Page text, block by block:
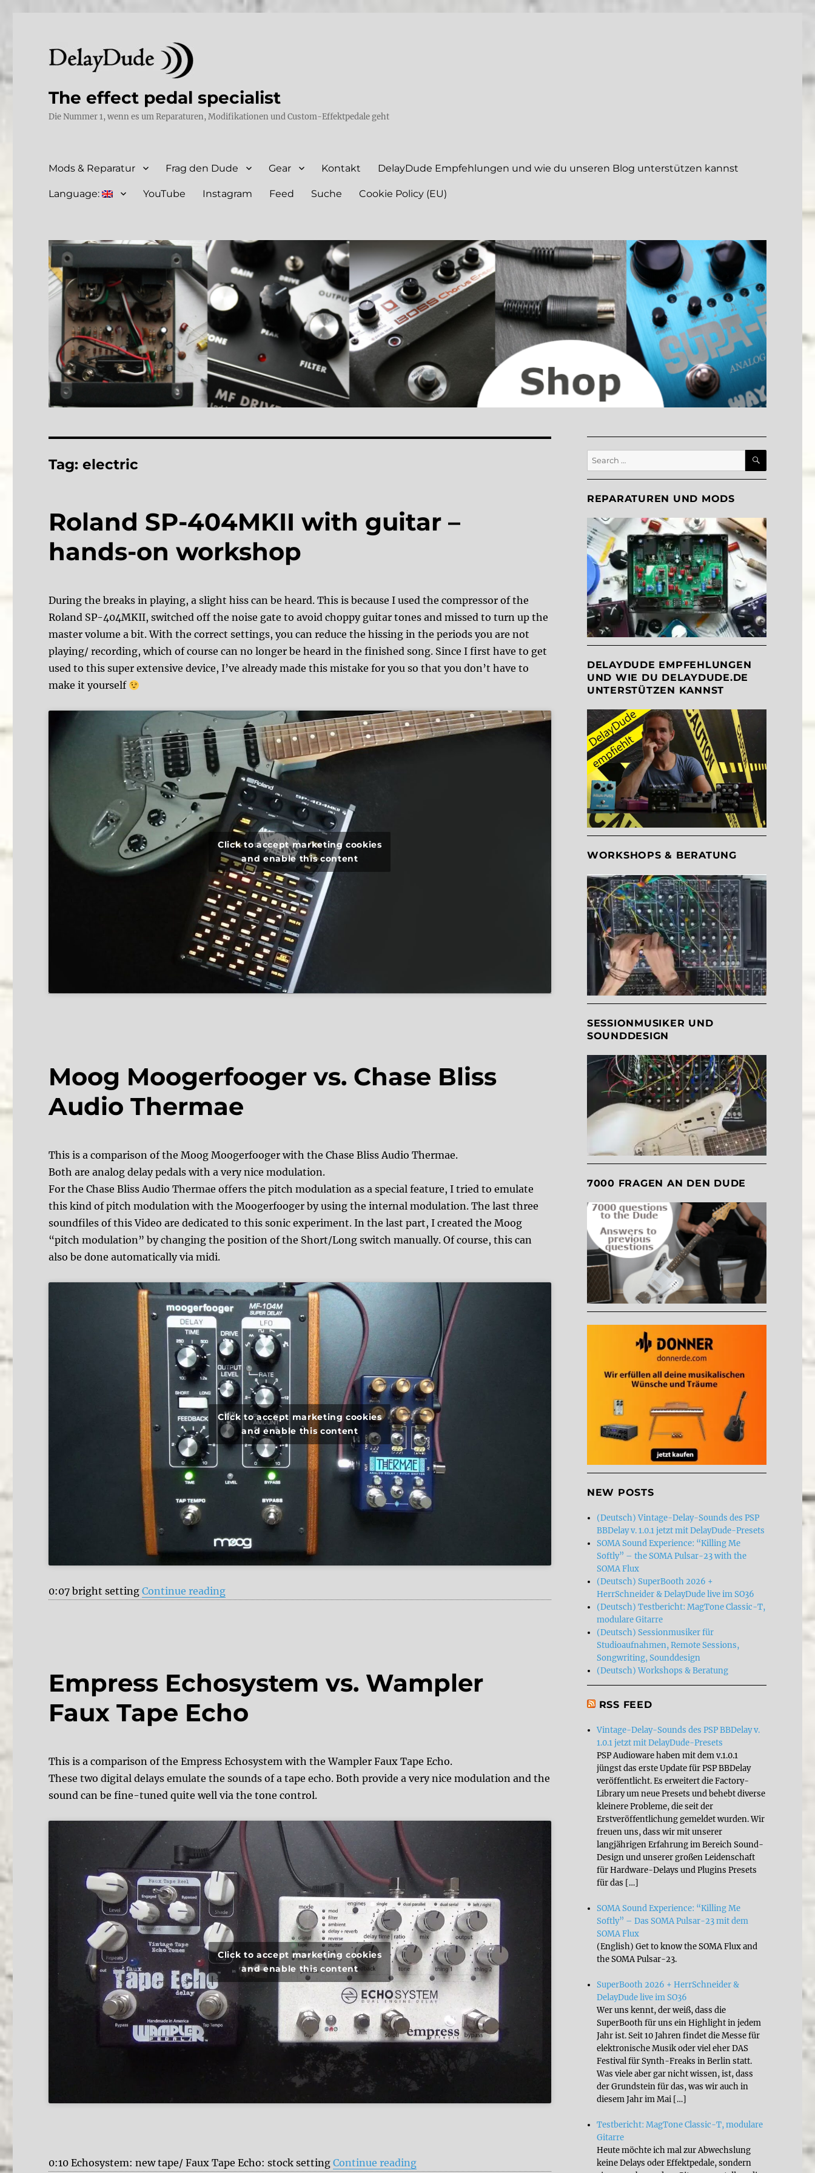
The effect pedal specialist
Die Nummer 1, wenn es um Reparaturen, Modifikationen und Custom-Effektpedale geht
Mods & Reparatur Frag den Dude Gear Kontakt DelayDude Empfehlungen und wie du unseren Blog unterstützen kannst
Language: YouTube Instagram Feed Suche Cookie Policy (EU)
Tag:electric
Roland SP-404MKII with guitar –
hands-on workshop
During the breaks in playing, a slight hiss can be heard. This is because I used the compressor of the
Roland SP-404MKII, switched off the noise gate to avoid choppy guitar tones and missed to turn up the
master volume a bit. With the correct settings, you can reduce the hissing in the periods you are not
playing/ recording, which of course can no longer be heard in the finished song. Since I first have to get
used to this super extensive device, I’ve already made this mistake for you so that you don’t have to
make it yourself
Click to accept marketing cookies
and enable this content
Moog Moogerfooger vs. Chase Bliss
Audio Thermae
This is a comparison of the Moog Moogerfooger with the Chase Bliss Audio Thermae.
Both are analog delay pedals with a very nice modulation.
For the Chase Bliss Audio Thermae offers the pitch modulation as a special feature, I tried to emulate
this kind of pitch modulation with the Moogerfooger by using the internal modulation. The last three
soundfiles of this Video are dedicated to this sonic experiment. In the last part, I created the Moog
“pitch modulation” by changing the position of the Short/Long switch manually. Of course, this can
also be done automatically via midi.
Click to accept marketing cookies
and enable this content
0:07 bright settingContinue reading“Moog Moogerfooger vs. Chase Bliss Audio Thermae”
Empress Echosystem vs. Wampler
Faux Tape Echo
This is a comparison of the Empress Echosystem with the Wampler Faux Tape Echo.
These two digital delays emulate the sounds of a tape echo. Both provide a very nice modulation and the
sound can be fine-tuned quite well via the tone control.
Click to accept marketing cookies
and enable this content
0:10 Echosystem: new tape/ Faux Tape Echo: stock settingContinue reading“Empress Echosystem vs. Wampler Faux Tape Echo”
Search
for:
SEARCH
REPARATUREN UND MODS
DELAYDUDE EMPFEHLUNGEN
UND WIE DU DELAYDUDE.DE
UNTERSTÜTZEN KANNST
WORKSHOPS & BERATUNG
SESSIONMUSIKER UND
SOUNDDESIGN
7000 FRAGEN AN DEN DUDE
NEW POSTS
(Deutsch) Vintage-Delay-Sounds des PSP
BBDelay v. 1.0.1 jetzt mit DelayDude-Presets
SOMA Sound Experience: “Killing Me
Softly” – the SOMA Pulsar-23 with the
SOMA Flux
(Deutsch) SuperBooth 2026 +
HerrSchneider & DelayDude live im SO36
(Deutsch) Testbericht: MagTone Classic-T,
modulare Gitarre
(Deutsch) Sessionmusiker für
Studioaufnahmen, Remote Sessions,
Songwriting, Sounddesign
(Deutsch) Workshops & Beratung
RSS FEED
Vintage-Delay-Sounds des PSP BBDelay v.
1.0.1 jetzt mit DelayDude-Presets
PSP Audioware haben mit dem v.1.0.1
jüngst das erste Update für PSP BBDelay
veröffentlicht. Es erweitert die Factory-
Library um neue Presets und behebt diverse
kleinere Probleme, die seit der
Erstveröffentlichung gemeldet wurden. Wir
freuen uns, dass wir mit unserer
langjährigen Erfahrung im Bereich Sound-
Design und unserer großen Leidenschaft
für Hardware-Delays und Plugins Presets
für das […]
SOMA Sound Experience: “Killing Me
Softly” – Das SOMA Pulsar-23 mit dem
SOMA Flux
(English) Get to know the SOMA Flux and
the SOMA Pulsar-23.
SuperBooth 2026 + HerrSchneider &
DelayDude live im SO36
Wer uns kennt, der weiß, dass die
SuperBooth für uns ein Highlight in jedem
Jahr ist. Seit 10 Jahren findet die Messe für
elektronische Musik oder viel eher DAS
Festival für Synth-Freaks in Berlin statt.
Was viele aber gar nicht wissen, ist, dass
der Grundstein für das, was wir auch in
diesem Jahr im Mai […]
Testbericht: MagTone Classic-T, modulare
Gitarre
Heute möchte ich mal zur Abwechslung
keine Delays oder Effektpedale, sondern